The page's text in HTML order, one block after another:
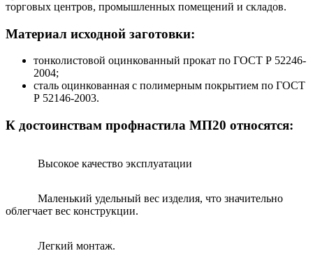
торговых центров, промышленных помещений и складов.
Материал исходной заготовки:
тонколистовой оцинкованный прокат по ГОСТ Р 52246-
2004;
сталь оцинкованная с полимерным покрытием по ГОСТ
Р 52146-2003.
К достоинствам профнастила МП20 относятся:
Высокое качество эксплуатации
Маленький удельный вес изделия, что значительно
облегчает вес конструкции.
Легкий монтаж.